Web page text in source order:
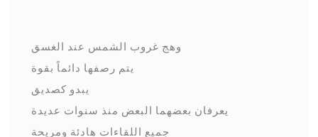
وهج غروب الشمس عند الغسق
يتم رصفها دائماً بقوة
يبدو كصديق
يعرفان بعضهما البعض منذ سنوات عديدة
جميع اللقاءات هادئة ومريحة